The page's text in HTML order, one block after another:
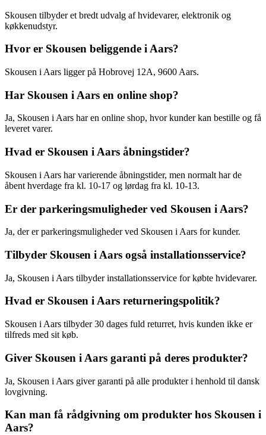
Skousen tilbyder et bredt udvalg af hvidevarer, elektronik og
køkkenudstyr.
Hvor er Skousen beliggende i Aars?
Skousen i Aars ligger på Hobrovej 12A, 9600 Aars.
Har Skousen i Aars en online shop?
Ja, Skousen i Aars har en online shop, hvor kunder kan bestille og få
leveret varer.
Hvad er Skousen i Aars åbningstider?
Skousen i Aars har varierende åbningstider, men normalt har de
åbent hverdage fra kl. 10-17 og lørdag fra kl. 10-13.
Er der parkeringsmuligheder ved Skousen i Aars?
Ja, der er parkeringsmuligheder ved Skousen i Aars for kunder.
Tilbyder Skousen i Aars også installationsservice?
Ja, Skousen i Aars tilbyder installationsservice for købte hvidevarer.
Hvad er Skousen i Aars returneringspolitik?
Skousen i Aars tilbyder 30 dages fuld returret, hvis kunden ikke er
tilfreds med sit køb.
Giver Skousen i Aars garanti på deres produkter?
Ja, Skousen i Aars giver garanti på alle produkter i henhold til dansk
lovgivning.
Kan man få rådgivning om produkter hos Skousen i
Aars?